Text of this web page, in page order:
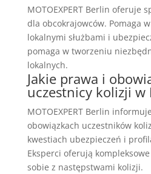
MOTOEXPERT Berlin oferuje
dla obcokrajowców. Pomaga
lokalnymi służbami i
pomaga w tworzeniu
lokalnych.
Jakie prawa i
uczestnicy kolizji w
MOTOEXPERT Berlin
obowiązkach uczestników
kwestiach ubezpieczeń i
Eksperci oferują
sobie z następstwami kolizji.